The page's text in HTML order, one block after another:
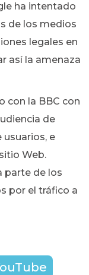
ha intentado
de los medios
legales en
así la amenaza
con la BBC con
de
usuarios, e
Web.
parte de los
por el tráfico a